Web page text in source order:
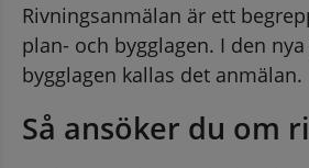
Rivningsanmälan är ett
plan- och bygglagen. I den
bygglagen kallas det anmälan.
Så ansöker du om